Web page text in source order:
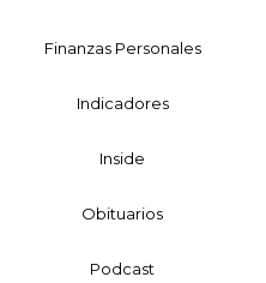
Finanzas Personales
Indicadores
Inside
Obituarios
Podcast